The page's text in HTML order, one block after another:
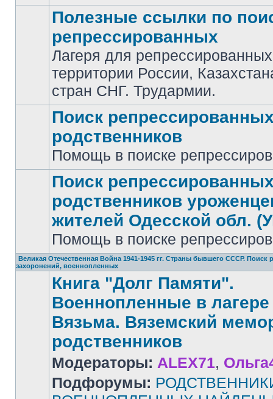
непрочитанных
сообщений
Полезные ссылки по
репрессированных
Лагеря для
территории России,
стран СНГ. Трудармии.
Нет
непрочитанных
сообщений
Поиск
родственников
Помощь в поиске
Нет
непрочитанных
сообщений
Поиск
родственников
жителей Одесской обл.
Помощь в поиске
Великая Отечественная Война 1941-1945 гг. Страны бывшего СССР. Поиск
захоронений, военнопленных
Книга "Долг Памяти".
Военнопленные в лагере
Вязьма. Вяземский
родственников
Модераторы: ALEX71,
Подфорумы: